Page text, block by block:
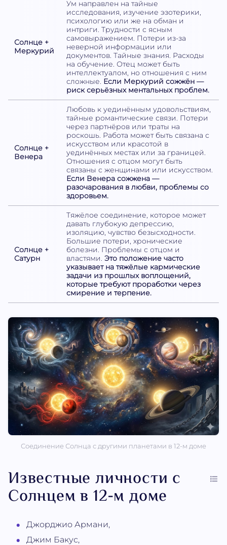
Солнце +
Меркурий
Ум направлен на тайные
исследования, изучение эзотерики,
психологию или же на обман и
интриги. Трудности с ясным
самовыражением. Потери из-за
неверной информации или
документов. Тайные знания. Расходы
на обучение. Отец может быть
интеллектуалом, но отношения с ним
сложные. Если Меркурий сожжён —
риск серьёзных ментальных проблем.
Солнце +
Венера
Любовь к уединённым удовольствиям,
тайные романтические связи. Потери
через партнёров или траты на
роскошь. Работа может быть связана с
искусством или красотой в
уединённых местах или за границей.
Отношения с отцом могут быть
связаны с женщинами или искусством.
Если Венера сожжена —
разочарования в любви, проблемы со
здоровьем.
Солнце +
Сатурн
Тяжёлое соединение, которое может
давать глубокую депрессию,
изоляцию, чувство безысходности.
Большие потери, хронические
болезни. Проблемы с отцом и
властями. Это положение часто
указывает на тяжёлые кармические
задачи из прошлых воплощений,
которые требуют проработки через
смирение и терпение.
Соединение Солнца с другими планетами в 12-м доме
Известные личности с
Солнцем в 12-м доме
Джорджио Армани,
Джим Бакус,